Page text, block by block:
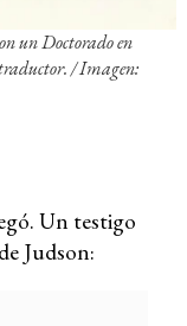
un Doctorado en
/ Imagen:
Un testigo
Judson: